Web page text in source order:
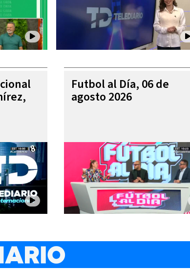
Futbol al Día, 06 de
agosto 2026